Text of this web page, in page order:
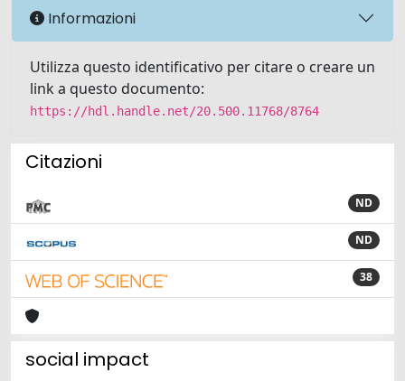
Informazioni
Utilizza questo identificativo per citare o creare un
link a questo documento:
https://hdl.handle.net/20.500.11768/8764
Citazioni
ND
ND
38
social impact